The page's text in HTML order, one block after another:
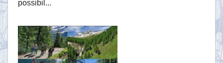
possibil...